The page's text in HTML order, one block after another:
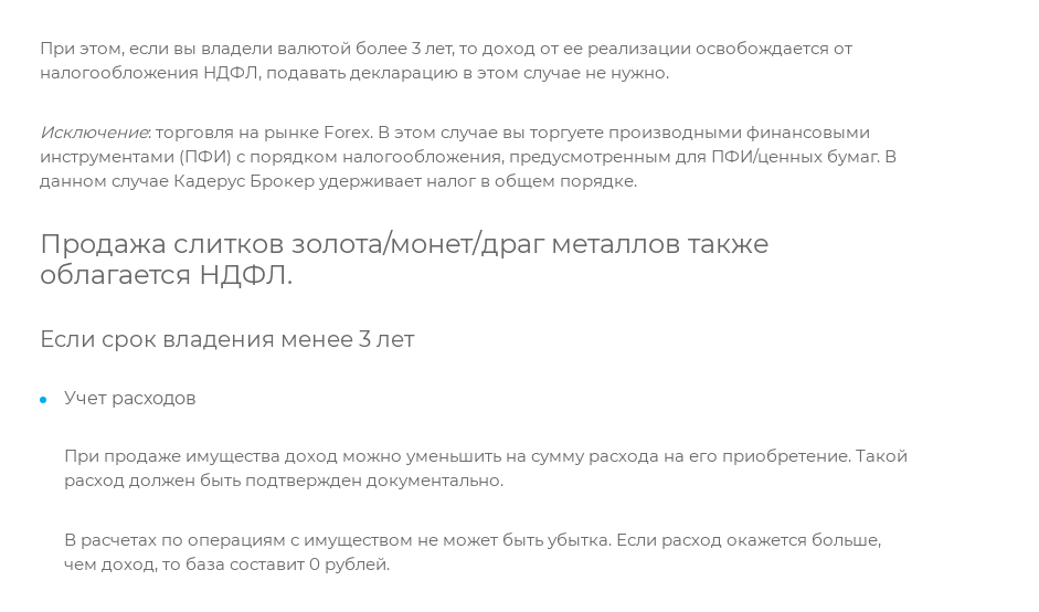
При этом, если вы владели валютой более 3 лет, то доход от ее реализации освобождается от
налогообложения НДФЛ, подавать декларацию в этом случае не нужно.
Исключение: торговля на рынке Forex. В этом случае вы торгуете производными финансовыми
инструментами (ПФИ) с порядком налогообложения, предусмотренным для ПФИ/ценных бумаг. В
данном случае Кадерус Брокер удерживает налог в общем порядке.
Продажа слитков золота/монет/драг металлов также
облагается НДФЛ.
Если срок владения менее 3 лет
Учет расходов
При продаже имущества доход можно уменьшить на сумму расхода на его приобретение. Такой
расход должен быть подтвержден документально.
В расчетах по операциям с имуществом не может быть убытка. Если расход окажется больше,
чем доход, то база составит 0 рублей.
Введите символы на картинке: *
Я даю согласие на обработку
персональных данных *